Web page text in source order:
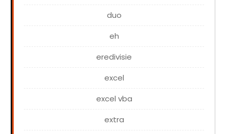
duo
eh
eredivisie
excel
excel vba
extra